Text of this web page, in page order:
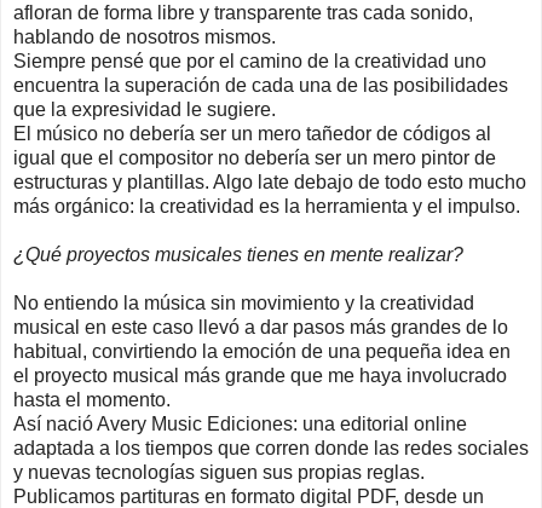
afloran de forma libre y transparente tras cada sonido,
hablando de nosotros mismos.
Siempre pensé que por el camino de la creatividad uno
encuentra la superación de cada una de las posibilidades
que la expresividad le sugiere.
El músico no debería ser un mero tañedor de códigos al
igual que el compositor no debería ser un mero pintor de
estructuras y plantillas. Algo late debajo de todo esto mucho
más orgánico: la creatividad es la herramienta y el impulso.
¿Qué proyectos musicales tienes en mente realizar?
No entiendo la música sin movimiento y la creatividad
musical en este caso llevó a dar pasos más grandes de lo
habitual, convirtiendo la emoción de una pequeña idea en
el proyecto musical más grande que me haya involucrado
hasta el momento.
Así nació Avery Music Ediciones: una editorial online
adaptada a los tiempos que corren donde las redes sociales
y nuevas tecnologías siguen sus propias reglas.
Publicamos partituras en formato digital PDF, desde un